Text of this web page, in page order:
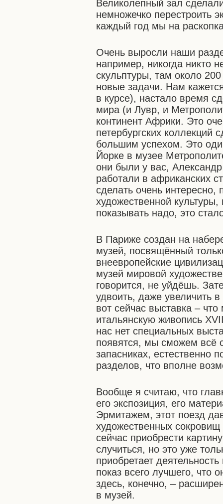
Великолепный зал
немножечко перестроить
каждый год мы на
Очень выросли наши
например, никогда никто
скульптуры, там около
новые задачи. Нам
в курсе), настало время
мира (и Лувр, и
континент Африки. Это
петербургских коллекций
большим успехом. Это
Йорке в музее
они были у вас,
работали в африканских
сделать очень интересно,
художественной
показывать надо, это
В Париже создан на
музей, посвящённый
внеевропейские
музей мировой
говорится, не уйдёшь.
удвоить, даже увеличить
вот сейчас выставка –
итальянскую живопись
нас нет специальных
появятся, мы сможем всё
запасниках, естественно
разделов, что вполне
Вообще я считаю, что
его экспозиция, его
Эрмитажем, этот поезд
художественных
сейчас приобрести
случиться, но это уже
приобретает
показ всего лучшего, что
здесь, конечно, –
в музей.